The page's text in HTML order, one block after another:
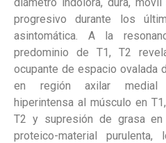
progresivo durante los
asintomática. A la
predominio de T1, T2
ocupante de espacio ovalada
en región axilar medial
hiperintensa al músculo en
T2 y supresión de grasa
proteico-material